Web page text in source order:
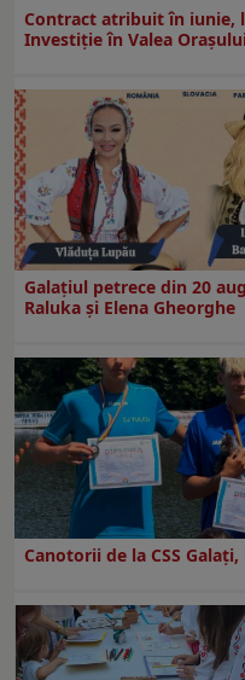
Contract atribuit în iunie,
Investiţie în Valea Oraşului
Galaţiul petrece din 20
Raluka și Elena Gheorghe
Canotorii de la CSS